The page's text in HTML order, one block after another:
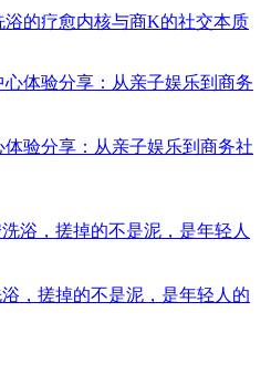
的疗愈内核与商K的社交本质
验分享：从亲子娱乐到商务社
，搓掉的不是泥，是年轻人的